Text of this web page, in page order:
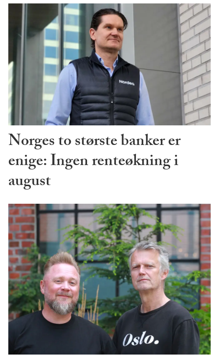
Norges to største banker er
enige: Ingen renteøkning i
august